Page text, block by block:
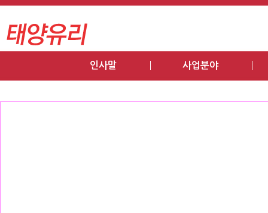
인사말 사업분야